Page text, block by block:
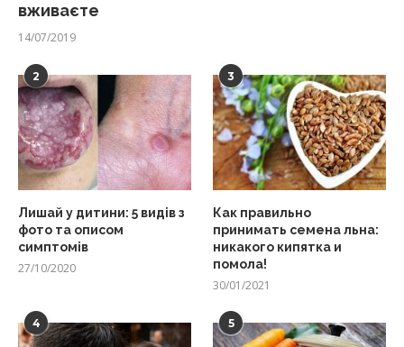
вживаєте
14/07/2019
2
Лишай у дитини: 5 видів з
фото та описом
симптомів
27/10/2020
3
Как правильно
принимать семена льна:
никакого кипятка и
помола!
30/01/2021
4 5